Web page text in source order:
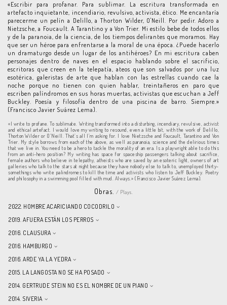
«Escribir para profanar. Para sublimar. La escritura transformada en
artefacto inquietante, incendiario, revulsivo, activista, ético. Me encantaría
parecerme un pelín a Delillo, a Thorton Wilder, O'Neill. Por pedir. Adoro a
Nietzsche, a Foucault. A Tarantino y a Von Trier. Mi estilo bebe de todos ellos
y de la paranoia, de la ciencia, de los tiempos delirantes que moramos. Hay
que ser un héroe para enfrentarse a la moral de una época. ¿Puede hacerlo
un dramaturgo desde un lugar de los antihéroes? En mi escritura caben
personajes dentro de naves en el espacio hablando sobre el sacrificio,
escritoras que creen en la telepatía, ateos que son salvados por una luz
esotérica, galeristas de arte que hablan con las estrellas cuando cae la
noche porque no tienen con quien hablar, treintañeros en paro que
escriben palíndromos en sus horas muertas, activistas que escuchan a Jeff
Buckley. Poesía y filosofía dentro de una piscina de barro. Siempre.»
(Francisco Javier Suárez Lema).
«I write to profane. To sublimate. Writing transformed into a disturbing, incendiary, revulsive, activist
and ethical artefact. I would love my writing to resound, even a little bit, with the work of Delillo,
Thorton Wilder or O’Neill. That’s all I’m asking for. I love Nietzsche and Foucault, Tarantino and Von
Trier. My style borrows from each of the above, as well as paranoia, science and the delirious times
that we live in. You need to be a hero to tackle the morality of an era. Is a playwright able to do this
from an anti-hero position? My writing has space for spaceship passengers talking about sacrifice,
female authors who believe in telepathy, atheists who are saved by an esoteric light, owners of art
galleries who talk to the stars at night because they have nobody else to talk to, unemployed thirty-
somethings who write palindromes to kill the time and activists who listen to Jeff Buckley. Poetry
and philosophy in a swimming pool filled with mud. Always.» (Francisco Javier Suárez Lema).
Obras. / Plays.
2022. HOMBRE ACARICIANDO COCODRILO
2019. AFUERA ESTÁN LOS PERROS
2016. CLAUSURA
2016. HAMBURGO
2016. ARDE YA LA YEDRA
2015. LA LANGOSTA NO SE HA POSADO
2014. GERTRUDE STEIN NO ES EL NOMBRE DE UN PIANO
2014. SIVERIA